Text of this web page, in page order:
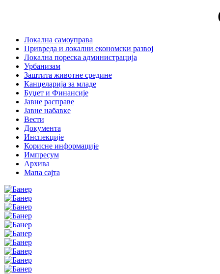
Локална самоуправа
Привреда и локални економски развој
Локална пореска администрација
Урбанизам
Заштита животне средине
Канцеларија за младе
Буџет и Финансије
Јавне расправе
Јавне набавке
Вести
Документа
Инспекције
Корисне информације
Импресум
Архива
Мапа сајта